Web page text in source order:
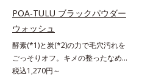
POA-TULU ブラックパウダー
ウォッシュ
酵素(*1)と炭(*2)の力で毛穴汚れを
ごっそりオフ。キメの整ったなめら
か肌へ。酵素(*1)と炭(*2)の力で毛
税込1,270円～